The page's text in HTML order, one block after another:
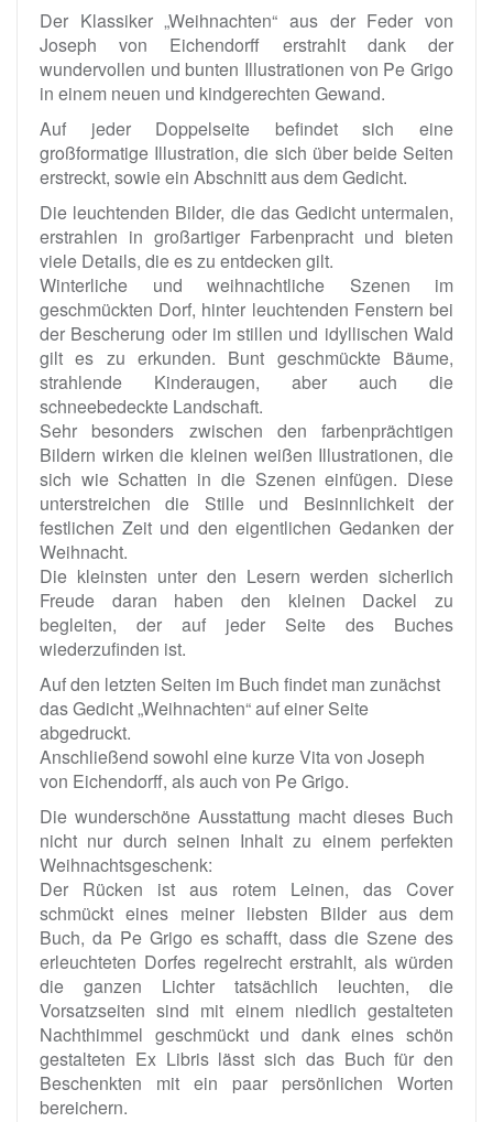
Der Klassiker „Weihnachten“ aus der Feder von
Joseph von Eichendorff erstrahlt dank der
wundervollen und bunten Illustrationen von Pe Grigo
in einem neuen und kindgerechten Gewand.
Auf jeder Doppelseite befindet sich eine
großformatige Illustration, die sich über beide Seiten
erstreckt, sowie ein Abschnitt aus dem Gedicht.
Die leuchtenden Bilder, die das Gedicht untermalen,
erstrahlen in großartiger Farbenpracht und bieten
viele Details, die es zu entdecken gilt.
Winterliche und weihnachtliche Szenen im
geschmückten Dorf, hinter leuchtenden Fenstern bei
der Bescherung oder im stillen und idyllischen Wald
gilt es zu erkunden. Bunt geschmückte Bäume,
strahlende Kinderaugen, aber auch die
schneebedeckte Landschaft.
Sehr besonders zwischen den farbenprächtigen
Bildern wirken die kleinen weißen Illustrationen, die
sich wie Schatten in die Szenen einfügen. Diese
unterstreichen die Stille und Besinnlichkeit der
festlichen Zeit und den eigentlichen Gedanken der
Weihnacht.
Die kleinsten unter den Lesern werden sicherlich
Freude daran haben den kleinen Dackel zu
begleiten, der auf jeder Seite des Buches
wiederzufinden ist.
Auf den letzten Seiten im Buch findet man zunächst
das Gedicht „Weihnachten“ auf einer Seite
abgedruckt.
Anschließend sowohl eine kurze Vita von Joseph
von Eichendorff, als auch von Pe Grigo.
Die wunderschöne Ausstattung macht dieses Buch
nicht nur durch seinen Inhalt zu einem perfekten
Weihnachtsgeschenk:
Der Rücken ist aus rotem Leinen, das Cover
schmückt eines meiner liebsten Bilder aus dem
Buch, da Pe Grigo es schafft, dass die Szene des
erleuchteten Dorfes regelrecht erstrahlt, als würden
die ganzen Lichter tatsächlich leuchten, die
Vorsatzseiten sind mit einem niedlich gestalteten
Nachthimmel geschmückt und dank eines schön
gestalteten Ex Libris lässt sich das Buch für den
Beschenkten mit ein paar persönlichen Worten
bereichern.